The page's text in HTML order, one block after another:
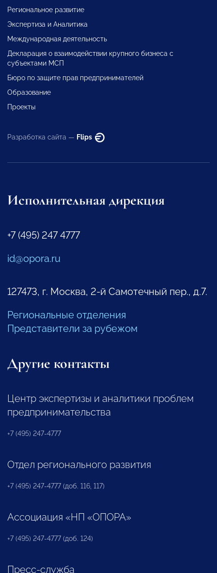
Региональное развитие
Экспертиза и Аналитика
Международная деятельность
Декларация о взаимодействии крупного бизнеса с
субъектами МСП
Бюро по защите прав предпринимателей
Образование
Проекты
Разработка сайта — Flips
Исполнительная дирекция
+7 (495) 247 4777
id@opora.ru
127473, г. Москва, 2-й Самотечный пер., д.7.
Региональные отделения
Представители за рубежом
Другие контакты
Центр экспертизы и аналитики проблем
предпринимательства
+7 (495) 247-4777
Отдел регионального развития
+7 (495) 247-4777 (доб. 116, 117)
Ассоциация «НП «ОПОРА»
+7 (495) 247-4777 (доб. 124)
Пресс-служба